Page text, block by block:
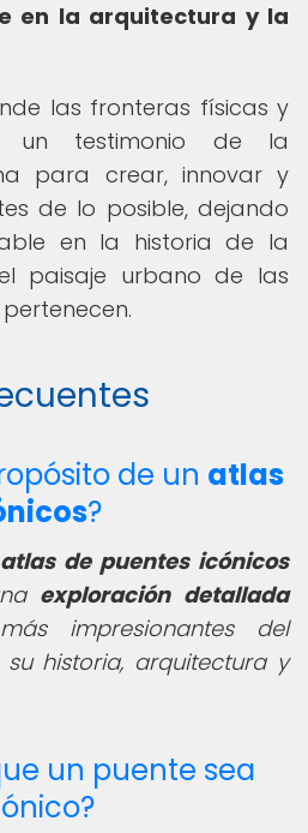
en la arquitectura y la
las fronteras físicas y
un testimonio de la
para crear, innovar y
de lo posible, dejando
en la historia de la
paisaje urbano de las
de un atlas
?
atlas de puentes icónicos
exploración detallada
impresionantes del
historia, arquitectura y
un puente sea